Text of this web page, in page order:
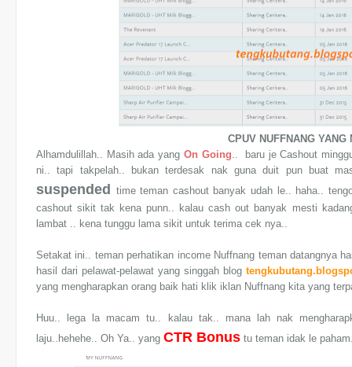
CPUV NUFFNANG
Alhamdulillah.. Masih ada yang On Going.. baru je Cashout
ni.. tapi takpelah.. bukan terdesak nak guna duit pun buat
suspended
time teman cashout banyak udah le.. haha..
cashout sikit tak kena punn.. kalau cash out banyak mesti
lambat .. kena tunggu lama sikit untuk terima cek nya..
Setakat ini.. teman perhatikan income Nuffnang teman datangnya
hasil dari pelawat-pelawat yang singgah blog
yang mengharapkan orang baik hati klik iklan Nuffnang kita yang
Huu.. lega la macam tu.. kalau tak.. mana lah nak
laju..hehehe.. Oh Ya.. yang CTR Bonus tu teman idak le